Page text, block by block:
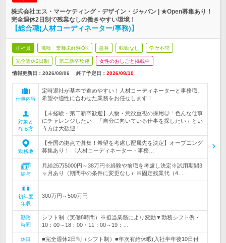
株式会社エス・マーケティング・デザイン・ジャパン | ★Open募集あり！
完全週休2日制で残業なしの働きやすい環境！
【総合職(人材コーディネーター/事務)】
正社員 職種・業種未経験OK 急募 転勤なし 学歴不問
完全週休2日制 第二新卒歓迎 女性のおしごと掲載中
情報更新日：2026/08/06 終了予定日： 2026/08/10
仕事内容
定時退社が基本で進めやすい！人材コーディネーターと事務職。
希望や適性に合わせた業務をお任せします！
対象と
なる方
【未経験・第二新卒歓迎】人物・意欲重視の採用◎「色んな仕事
にチャレンジしたい」「自分に向いている仕事を探したい」とい
う方は大歓迎！
勤務地
【全国の拠点で募集！希望を考慮し配属先を決定】オープニング
募集あり！ 〈人材コーディネーター・事務…
給与
月給25万5000円～38万円※経験や前職を考慮し決定※試用期間3
ヶ月あり（期間中の条件に変更なし）※固定残業代（4…
初年度
年収
300万円～500万円
勤務
時間
シフト制（実働8時間）※担当業務により変動▼勤務シフト例・
10：00～18：00・11：00～19：…
休日
■完全週休2日制（シフト制）■年次有給休暇(入社半年後10日付